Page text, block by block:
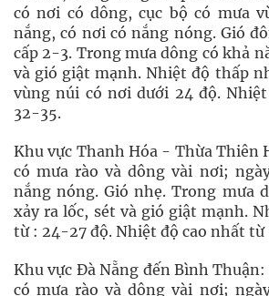
có nơi có dông, cục bộ có mưa
nắng, có nơi có nắng nóng. Gió
cấp 2-3. Trong mưa dông có khả
và gió giật mạnh. Nhiệt độ thấp
vùng núi có nơi dưới 24 độ.
32-35.
Khu vực Thanh Hóa - Thừa Thiên
có mưa rào và dông vài nơi;
nắng nóng. Gió nhẹ. Trong mưa
xảy ra lốc, sét và gió giật mạnh.
từ : 24-27 độ. Nhiệt độ cao nhất từ
Khu vực Đà Nẵng đến Bình
có mưa rào và dông vài nơi;